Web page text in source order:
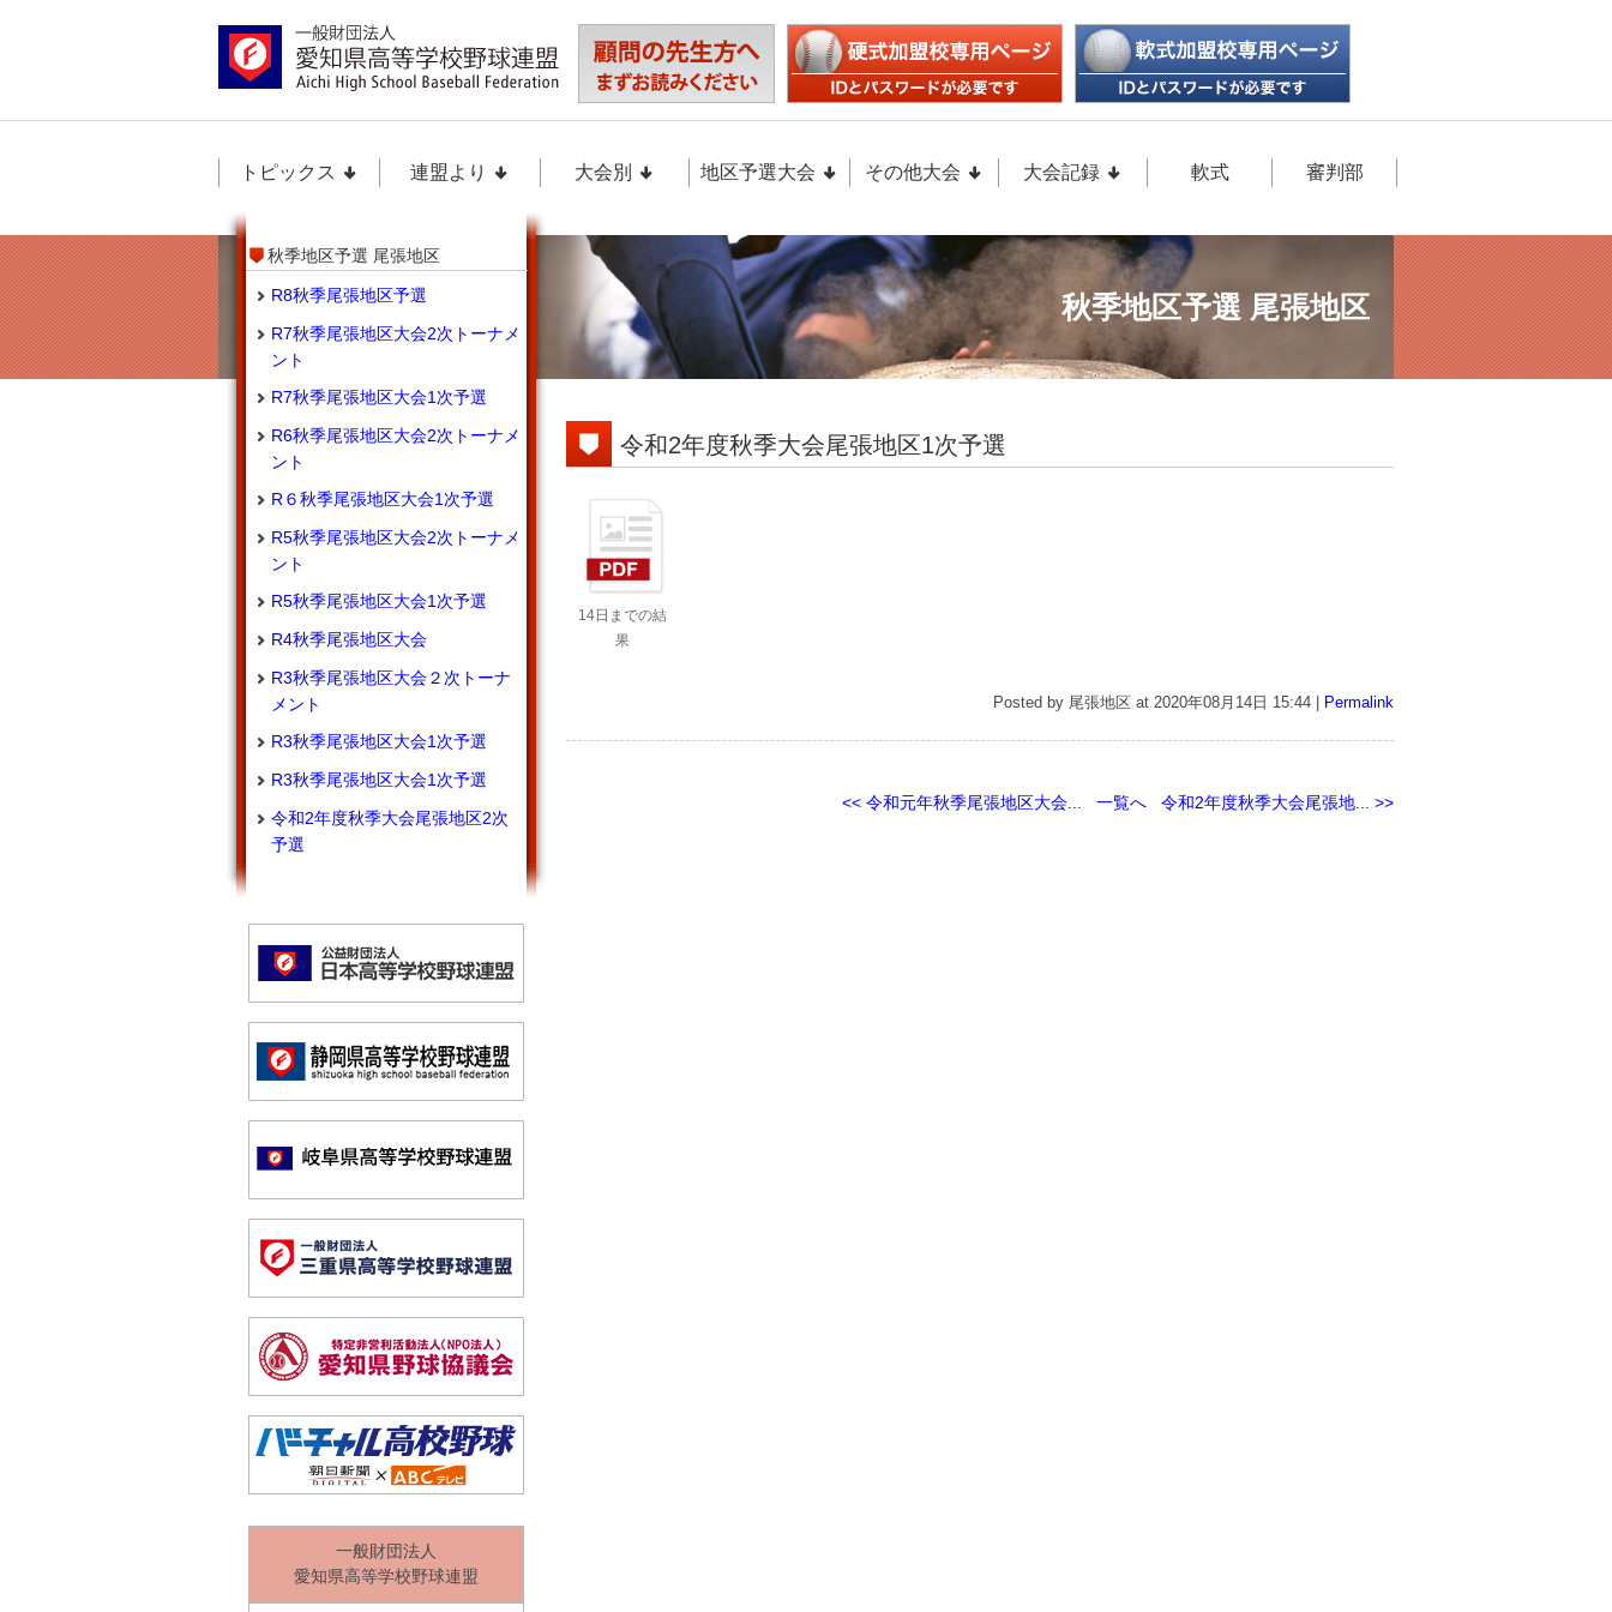
トピックス 連盟より 大会別 地区予選大会 その他大会 大会記録 軟式 審判部
秋季地区予選 尾張地区
令和2年度秋季大会尾張地区1次予選
14日までの結
果
Posted by 尾張地区 at 2020年08月14日 15:44 Permalink
<< 令和元年秋季尾張地区大会... 一覧へ 令和2年度秋季大会尾張地... >>
秋季地区予選 尾張地区
R8秋季尾張地区予選
R7秋季尾張地区大会2次トーナメ
ント
R7秋季尾張地区大会1次予選
R6秋季尾張地区大会2次トーナメ
ント
R６秋季尾張地区大会1次予選
R5秋季尾張地区大会2次トーナメ
ント
R5秋季尾張地区大会1次予選
R4秋季尾張地区大会
R3秋季尾張地区大会２次トーナ
メント
R3秋季尾張地区大会1次予選
R3秋季尾張地区大会1次予選
令和2年度秋季大会尾張地区2次
予選
一般財団法人
愛知県高等学校野球連盟